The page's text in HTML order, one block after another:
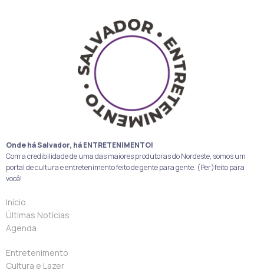
Onde há Salvador, há ENTRETENIMENTO!
Com a credibilidade de uma das maiores produtoras do Nordeste, somos um
portal de cultura e entretenimento feito de gente para gente. (Per)feito para
você!
Início
Últimas Notícias
Agenda
Entretenimento
Cultura e Lazer